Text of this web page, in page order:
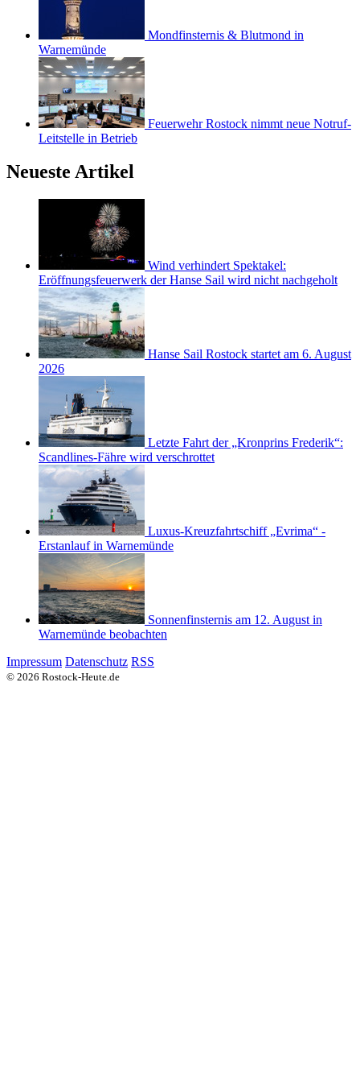
Mondfinsternis & Blutmond in
Warnemünde
Feuerwehr Rostock nimmt neue Notruf-
Leitstelle in Betrieb
Neueste Artikel
Wind verhindert Spektakel:
Eröffnungsfeuerwerk der Hanse Sail wird nicht nachgeholt
Hanse Sail Rostock startet am 6. August
2026
Letzte Fahrt der „Kronprins Frederik“:
Scandlines-Fähre wird verschrottet
Luxus-Kreuzfahrtschiff „Evrima“ -
Erstanlauf in Warnemünde
Sonnenfinsternis am 12. August in
Warnemünde beobachten
Impressum Datenschutz RSS
© 2026 Rostock-Heute.de